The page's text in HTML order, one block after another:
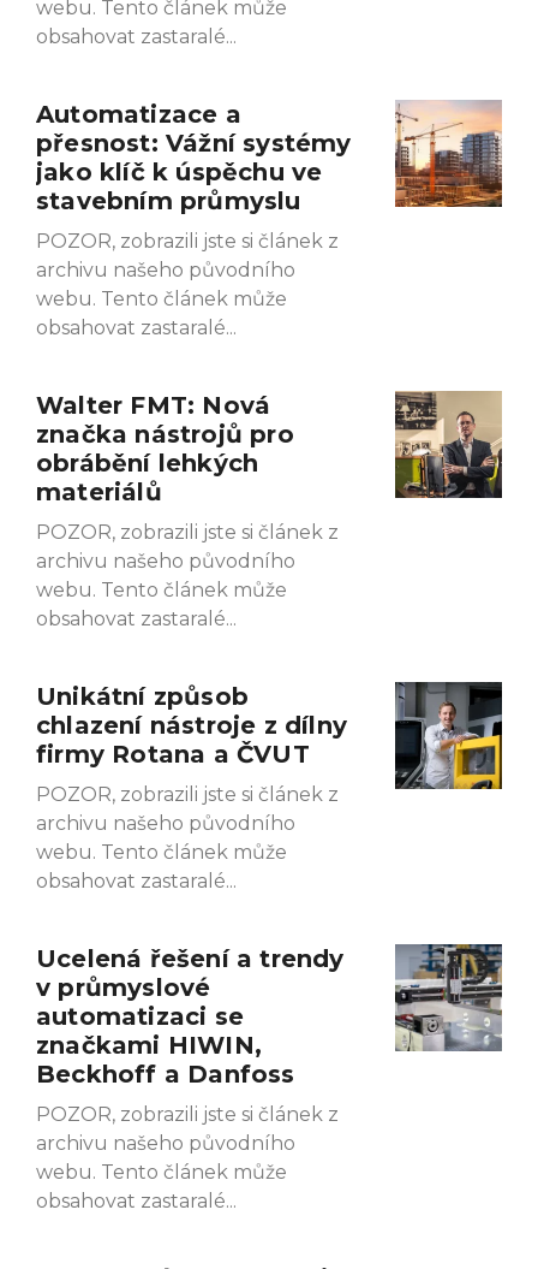
webu. Tento článek může
obsahovat zastaralé
Automatizace a
přesnost: Vážní systémy
jako klíč k úspěchu ve
stavebním průmyslu
POZOR, zobrazili jste si článek z
archivu našeho původního
webu. Tento článek může
obsahovat zastaralé
Walter FMT: Nová
značka nástrojů pro
obrábění lehkých
materiálů
POZOR, zobrazili jste si článek z
archivu našeho původního
webu. Tento článek může
obsahovat zastaralé
Unikátní způsob
chlazení nástroje z dílny
firmy Rotana a ČVUT
POZOR, zobrazili jste si článek z
archivu našeho původního
webu. Tento článek může
obsahovat zastaralé
Ucelená řešení a trendy
v průmyslové
automatizaci se
značkami HIWIN,
Beckhoff a Danfoss
POZOR, zobrazili jste si článek z
archivu našeho původního
webu. Tento článek může
obsahovat zastaralé